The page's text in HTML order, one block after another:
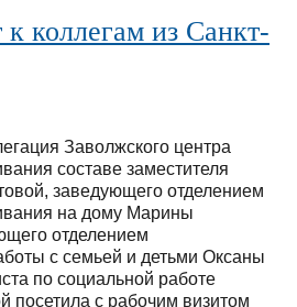
к коллегам из Санкт-
Заволжского центра
составе заместителя
заведующего отделением
на дому Марины
отделением
с семьей и детьми Оксаны
по социальной работе
посетила с рабочим визитом